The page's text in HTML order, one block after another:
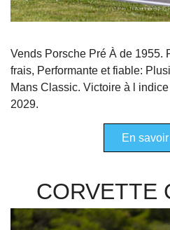
Vends Porsche Pré À de 1955.
frais, Performante et fiable:
Mans Classic. Victoire à l
2029.
En
CORVETTE